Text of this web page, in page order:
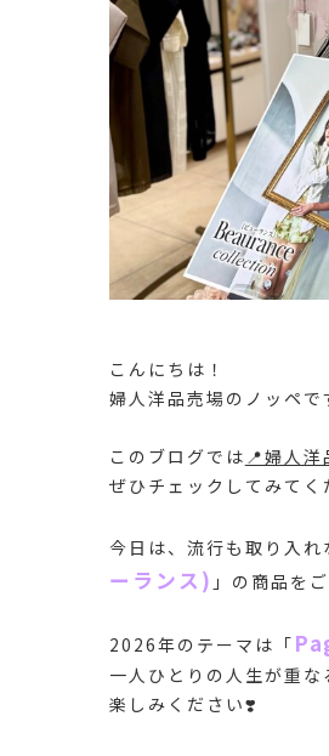
こんにちは！
婦人洋品売場のノッペで
このブログでは 📍婦人洋
ぜひチェックしてみてく
今日は、流行も取り入
ーランス) 」の商品を
2026年のテーマは「
一人ひとりの人生が重
楽しみください❣️